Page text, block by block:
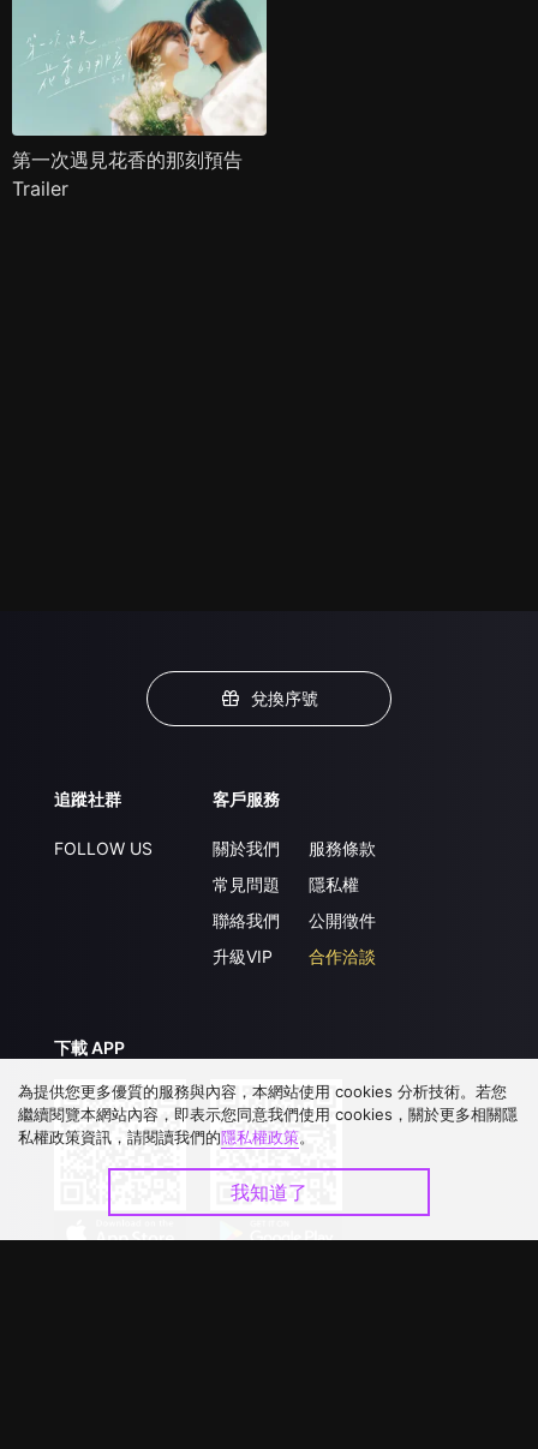
第一次遇見花香的那刻預告
Trailer
兌換序號
追蹤社群
FOLLOW US
客戶服務
關於我們
常見問題
聯絡我們
升級VIP
服務條款
隱私權
公開徵件
合作洽談
下載 APP
為提供您更多優質的服務與內容，本網站使用 cookies 分析技術。若您
繼續閱覽本網站內容，即表示您同意我們使用 cookies，關於更多相關隱
私權政策資訊，請閱讀我們的隱私權政策。
我知道了